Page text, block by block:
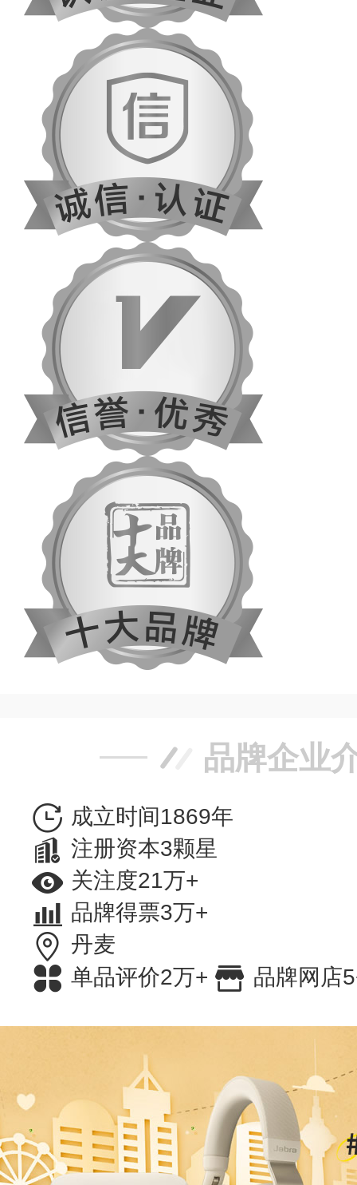
品牌企业
成立时间1869年
注册资本3颗星
关注度21万+
品牌得票3万+
丹麦
单品评价2万+
品牌网店